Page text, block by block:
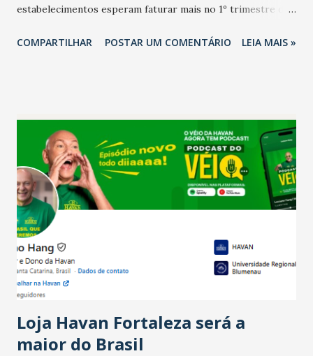
estabelecimentos esperam faturar mais no 1º trimestre de
relação ao último trimestre deste ano, 56% também
confraternizações de fim de ano e pelo pagamento do 13º
Salário para um número maior de trabalhadores, já que o
país tem a menor taxa de desemprego dos anos recentes.
Ainda segundo a Pesquisa, em novembro de 2025, 40% dos
bares e restaurantes operaram com lucro e outros 40%
registraram equilíbrio financeiro. Já o percentual de
estabelecimentos no prejuízo ficou em 19%, pouco abaixo
do observado no mês anterior. Outros 1% não existiam em
novembro. Em relação a outubro, o faturamento também
cresceu. De acordo com a pesquisa, 44% dos n...
COMPARTILHAR POSTAR UM COMENTÁRIO LEIA MAIS »
Loja Havan Fortaleza será a
maior do Brasil